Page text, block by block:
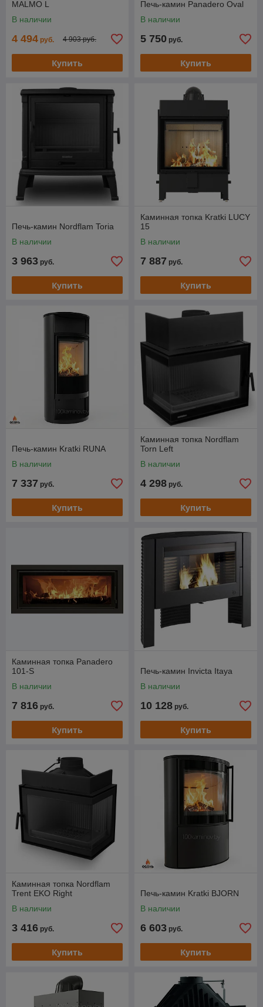
MALMO L
В наличии
4 494 руб. 4 903 руб.
Купить
Печь-камин Panadero Oval
В наличии
5 750 руб.
Купить
Печь-камин Nordflam Toria
В наличии
3 963 руб.
Купить
Каминная топка Kratki LUCY
15
В наличии
7 887 руб.
Купить
Печь-камин Kratki RUNA
В наличии
7 337 руб.
Купить
Каминная топка Nordflam
Torn Left
В наличии
4 298 руб.
Купить
Каминная топка Panadero
101-S
В наличии
7 816 руб.
Купить
Печь-камин Invicta Itaya
В наличии
10 128 руб.
Купить
Каминная топка Nordflam
Trent EKO Right
В наличии
3 416 руб.
Купить
Печь-камин Kratki BJORN
В наличии
6 603 руб.
Купить